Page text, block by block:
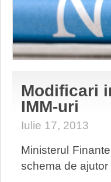
Modificari
IMM-uri
Iulie 17, 2013
Ministerul
schema de ajutor